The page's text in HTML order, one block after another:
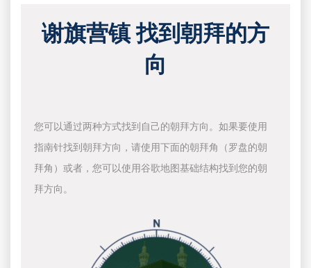
谢旗营镇 找到朝拜的方
向
您可以通过两种方式找到自己的朝拜方向。如果要使用
指南针找到朝拜方向，请使用下面的朝拜角（罗盘的朝
拜角）或者，您可以使用谷歌地图基础结构找到您的朝
拜方向。